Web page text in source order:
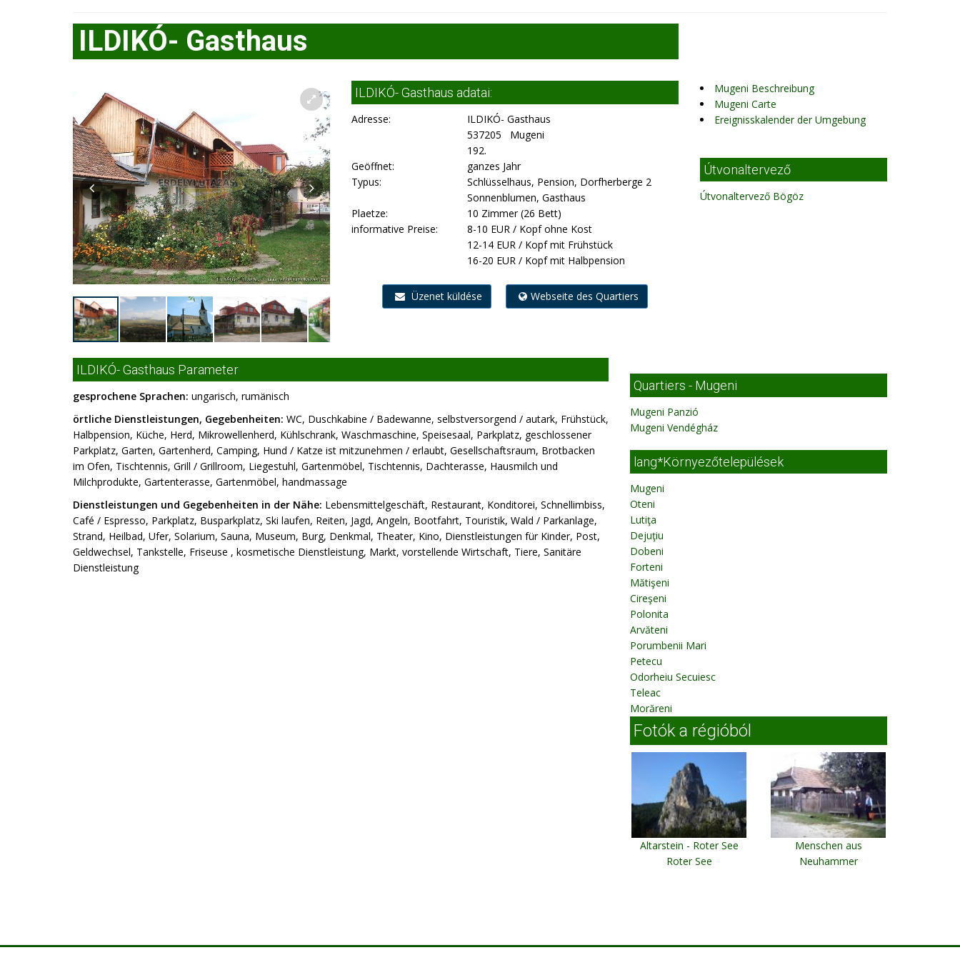
ILDIKÓ- Gasthaus
ILDIKÓ- Gasthaus adatai:
Adresse:
ILDIKÓ- Gasthaus
537205 Mugeni
192.
Geöffnet:
ganzes Jahr
Typus:
Schlüsselhaus, Pension, Dorfherberge 2
Sonnenblumen, Gasthaus
Plaetze:
10 Zimmer (26 Bett)
informative Preise:
8-10 EUR / Kopf ohne Kost
12-14 EUR / Kopf mit Frühstück
16-20 EUR / Kopf mit Halbpension
Üzenet küldése Webseite des Quartiers
Mugeni Beschreibung
Mugeni Carte
Ereignisskalender der Umgebung
Útvonaltervező
Útvonaltervező Bögöz
ILDIKÓ- Gasthaus Parameter
gesprochene Sprachen: ungarisch, rumänisch
örtliche Dienstleistungen, Gegebenheiten: WC, Duschkabine / Badewanne, selbstversorgend / autark, Frühstück,
Halbpension, Küche, Herd, Mikrowellenherd, Kühlschrank, Waschmaschine, Speisesaal, Parkplatz, geschlossener
Parkplatz, Garten, Gartenherd, Camping, Hund / Katze ist mitzunehmen / erlaubt, Gesellschaftsraum, Brotbacken
im Ofen, Tischtennis, Grill / Grillroom, Liegestuhl, Gartenmöbel, Tischtennis, Dachterasse, Hausmilch und
Milchprodukte, Gartenterasse, Gartenmöbel, handmassage
Dienstleistungen und Gegebenheiten in der Nähe: Lebensmittelgeschäft, Restaurant, Konditorei, Schnellimbiss,
Café / Espresso, Parkplatz, Busparkplatz, Ski laufen, Reiten, Jagd, Angeln, Bootfahrt, Touristik, Wald / Parkanlage,
Strand, Heilbad, Ufer, Solarium, Sauna, Museum, Burg, Denkmal, Theater, Kino, Dienstleistungen für Kinder, Post,
Geldwechsel, Tankstelle, Friseuse , kosmetische Dienstleistung, Markt, vorstellende Wirtschaft, Tiere, Sanitäre
Dienstleistung
Quartiers - Mugeni
Mugeni Panzió
Mugeni Vendégház
lang*Környezőtelepülések
Mugeni
Oteni
Lutiţa
Dejuţiu
Dobeni
Forteni
Mătişeni
Cireşeni
Polonita
Arvăteni
Porumbenii Mari
Petecu
Odorheiu Secuiesc
Teleac
Morăreni
Fotók a régióból
Altarstein - Roter See
Roter See
Menschen aus
Neuhammer